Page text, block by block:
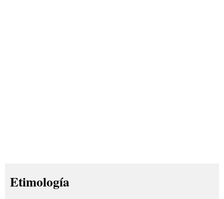
Etimología